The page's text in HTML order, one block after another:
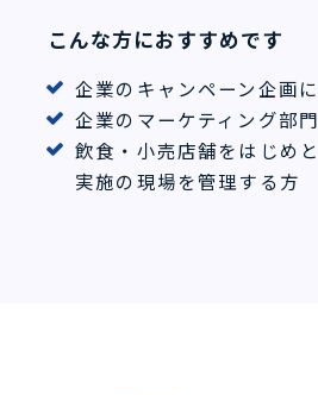
こんな方におすすめです
企業のキャンペーン企画
企業のマーケティング部
飲食・小売店舗をはじめ
実施の現場を管理する方